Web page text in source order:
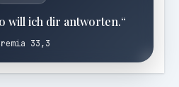
will ich dir antworten.“
33,3